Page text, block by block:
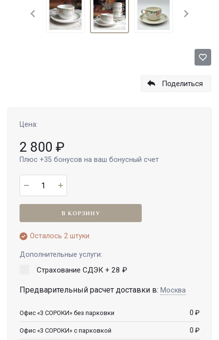
Поделиться
Цена:
2 800 ₽
Плюс +35 бонусов на ваш бонусный счет
В КОРЗИНУ
Осталось 2 штуки
Дополнительные услуги:
Страхование СДЭК + 28 ₽
Предварительный расчет доставки в: Москва
Офис «3 СОРОКИ» без парковки 0 ₽
Офис «3 СОРОКИ» с парковкой 0 ₽